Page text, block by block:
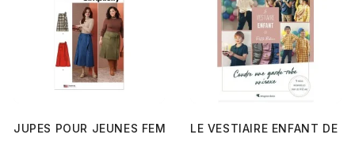
JUPES POUR JEUNES FEMMES ET FEMMESLE VESTIAIRE ENFANT DE